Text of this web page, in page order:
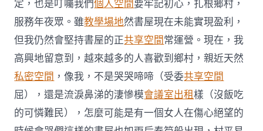
定，也是叮囑我們個人空間要牢記初心，扎根鄉村，
服務年夜眾。雖教學場地然書屋現在未能實現盈利，
但我仍然會堅持書屋的正共享空間常運營。現在，我
高興地留意到，越來越多的人喜歡到鄉村，親近天然
私密空間 ，像我，不是哭哭啼啼（受委共享空間
屈），還是流淚鼻涕的淒慘模會議室出租樣（沒飯吃
的可憐難民），怎麼可能是有一個女人在傷心絕望的